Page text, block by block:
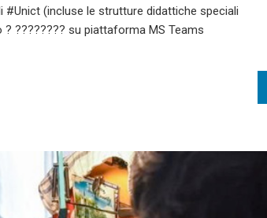
#Unict (incluse le strutture didattiche speciali
???????? su piattaforma MS Teams